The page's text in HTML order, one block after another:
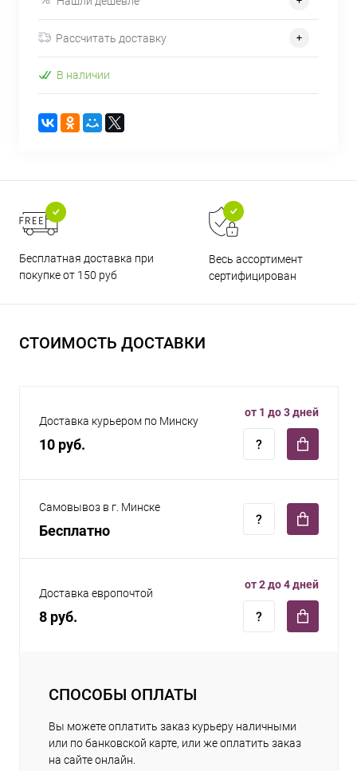
Рассчитать доставку
В наличии
Бесплатная доставка при
покупке от 150 руб
Весь ассортимент
сертифицирован
СТОИМОСТЬ ДОСТАВКИ
Доставка курьером по Минску
10 руб.
от 1 до 3 дней
Самовывоз в г. Минске
Бесплатно
Доставка европочтой
8 руб.
от 2 до 4 дней
СПОСОБЫ ОПЛАТЫ
Вы можете оплатить заказ курьеру наличными
или по банковской карте, или же оплатить заказ
на сайте онлайн.